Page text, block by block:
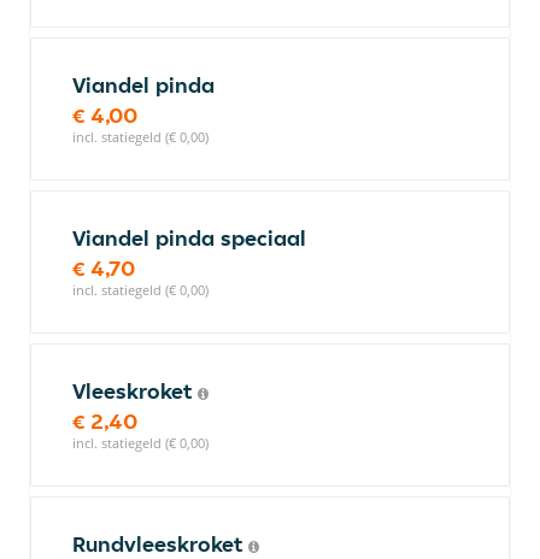
Viandel pinda
€ 4,00
incl. statiegeld (€ 0,00)
Viandel pinda speciaal
€ 4,70
incl. statiegeld (€ 0,00)
Vleeskroket
€ 2,40
incl. statiegeld (€ 0,00)
Rundvleeskroket